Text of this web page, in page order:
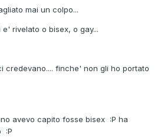
mai un colpo...
rivelato o bisex, o gay...
credevano.... finche' non gli ho portato
avevo capito fosse bisex :P ha
:P